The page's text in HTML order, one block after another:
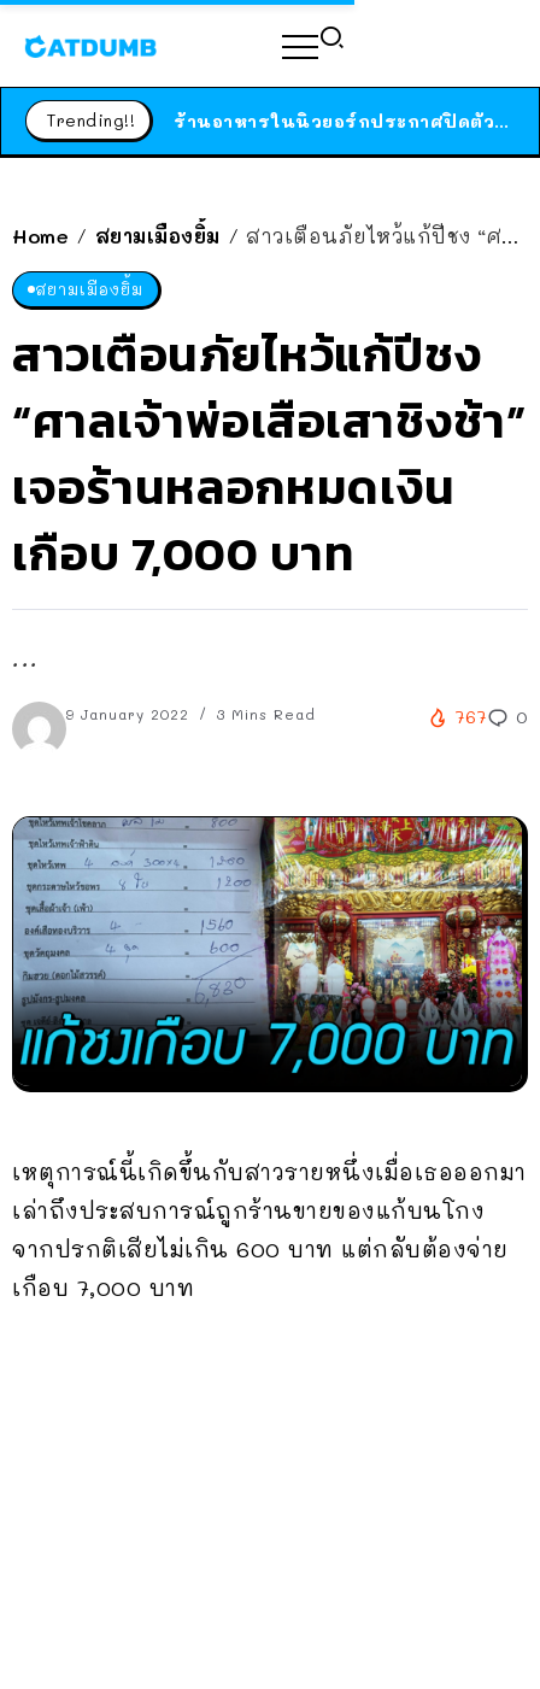
Trending!!
Home / สยามเมืองยิ้ม / สาวเตือนภัยไหว้แก้ปีชง “ศาลเจ้าพ่อเสือเสาชิงช้า” เจอร้านหลอกหมดเงินเกือบ 7,000 บาท
สยามเมืองยิ้ม
สาวเตือนภัยไหว้แก้ปีชง
“ศาลเจ้าพ่อเสือเสาชิงช้า”
เจอร้านหลอกหมดเงิน
เกือบ 7,000 บาท
...
9 January 2022 3 Mins Read 767 0
เหตุการณ์นี้เกิดขึ้นกับสาวรายหนึ่งเมื่อเธอออกมา
เล่าถึงประสบการณ์ถูกร้านขายของแก้บนโกง
จากปรกติเสียไม่เกิน 600 บาท แต่กลับต้องจ่าย
เกือบ 7,000 บาท